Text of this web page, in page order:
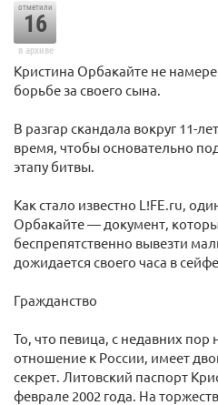
отметили
16
в архиве
Кристина Орбакайте не
борьбе за своего сына.
В разгар скандала вокруг 11-
время, чтобы основательно
этапу битвы.
Как стало известно L!FE.ru,
Орбакайте — документ,
беспрепятственно вывезти
дожидается своего часа в
Гражданство
То, что певица, с недавних
отношение к России, имеет
секрет. Литовский паспорт
феврале 2002 года. На